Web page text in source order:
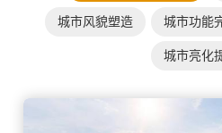
城市风貌塑造 城市功能
城市亮化